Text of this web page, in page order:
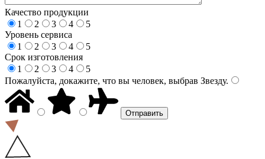
Качество продукции
1
2 3 4
5
Уровень сервиса
1
2 3 4
5
Срок изготовления
1
2 3 4
5
Пожалуйста, докажите, что вы человек, выбрав Звезду.